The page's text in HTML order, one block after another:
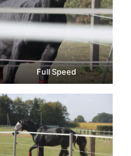
Full Speed